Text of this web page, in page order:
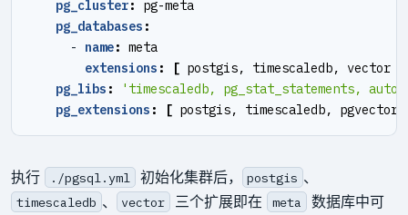
pg_cluster:
pg-meta
pg_databases :
- name: meta
extensions : [ postgis, timescaledb,
pg_libs :
'timescaledb, pg_stat_statements,
pg_extensions : [ postgis, timescaledb,
执行 ./pgsql.yml 初始化集群后， postgis 、
timescaledb 、 vector 三个扩展即在 meta
数据库中可